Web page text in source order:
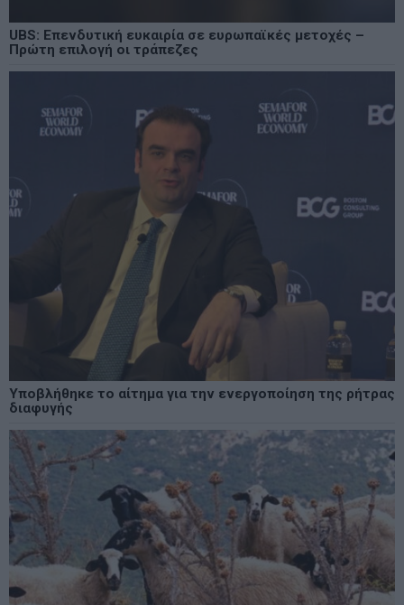
UBS: Επενδυτική ευκαιρία σε ευρωπαϊκές μετοχές –
Πρώτη επιλογή οι τράπεζες
Υποβλήθηκε το αίτημα για την ενεργοποίηση της ρήτρας
διαφυγής